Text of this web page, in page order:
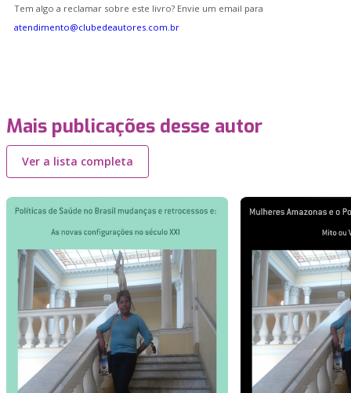
Tem algo a reclamar sobre este livro? Envie um email para
atendimento@clubedeautores.com.br
Mais publicações desse autor
Ver a lista completa